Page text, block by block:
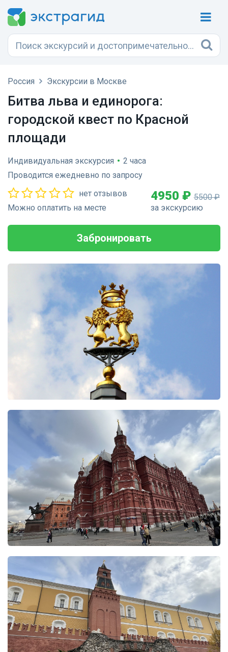
Россия Экскурсии в Москве
Битва льва и единорога:
городской квест по Красной
площади
Индивидуальная экскурсия • 2 часа
Проводится ежедневно по запросу
нет отзывов
Можно оплатить на месте
4950 ₽ 5500 ₽
за экскурсию
Забронировать